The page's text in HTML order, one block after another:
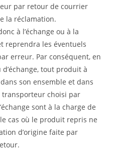
par retour de courrier
la réclamation.
à l’échange ou à la
reprendra les éventuels
erreur. Par conséquent, en
tout produit à
son ensemble et dans
transporteur choisi par
sont à la charge de
cas où le produit repris ne
d’origine faite par